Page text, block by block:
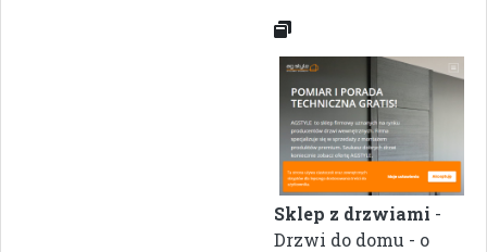
Sklep z drzwiami -
Drzwi do domu - o